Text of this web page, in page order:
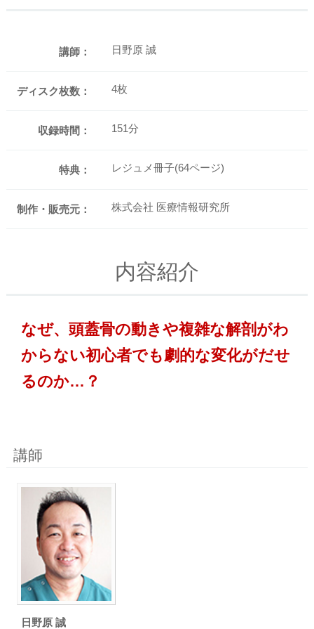
講師： 日野原 誠
ディスク枚数： 4枚
収録時間： 151分
特典： レジュメ冊子(64ページ)
制作・販売元： 株式会社 医療情報研究所
内容紹介
なぜ、頭蓋骨の動きや複雑な解剖がわ
からない初心者でも劇的な変化がだせ
るのか…？
講師
日野原 誠